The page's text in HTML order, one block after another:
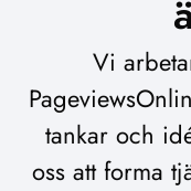
Vi
tankar och
oss att forma